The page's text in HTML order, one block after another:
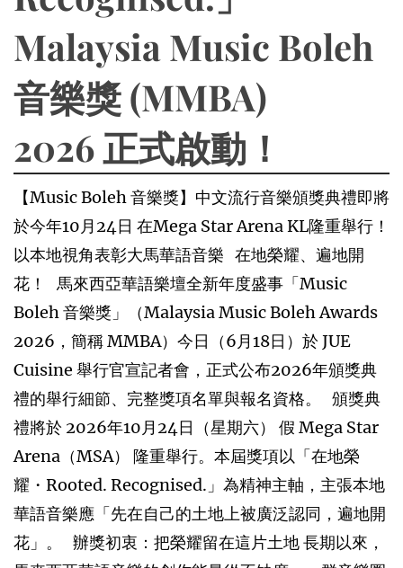
Malaysia Music Boleh
音樂獎 (MMBA)
2026 正式啟動！
【Music Boleh 音樂獎】中文流行音樂頒獎典禮即將
於今年10月24日 在Mega Star Arena KL隆重舉行！
以本地視角表彰大馬華語音樂 在地榮耀、遍地開
花！ 馬來西亞華語樂壇全新年度盛事「Music
Boleh 音樂獎」（Malaysia Music Boleh Awards
2026，簡稱 MMBA）今日（6月18日）於 JUE
Cuisine 舉行官宣記者會，正式公布2026年頒獎典
禮的舉行細節、完整獎項名單與報名資格。 頒獎典
禮將於 2026年10月24日（星期六） 假 Mega Star
Arena（MSA） 隆重舉行。本屆獎項以「在地榮
耀・Rooted. Recognised.」為精神主軸，主張本地
華語音樂應「先在自己的土地上被廣泛認同，遍地開
花」。 辦獎初衷：把榮耀留在這片土地 長期以來，